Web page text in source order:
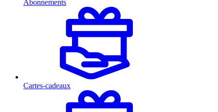
Abonnements
Cartes-cadeaux